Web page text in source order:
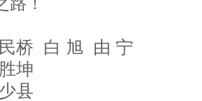
桥 白 旭 由 宁
坤
县